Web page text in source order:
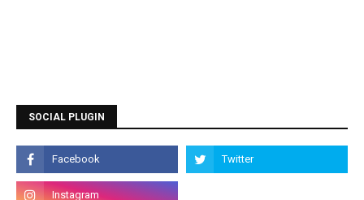
SOCIAL PLUGIN